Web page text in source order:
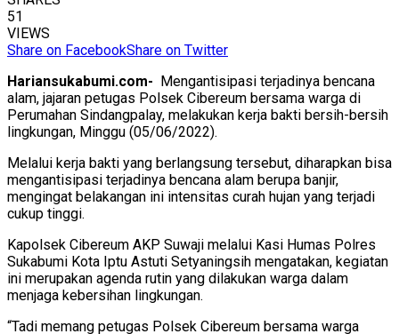
51
VIEWS
Share on FacebookShare on Twitter
Hariansukabumi.com- Mengantisipasi terjadinya bencana
alam, jajaran petugas Polsek Cibereum bersama warga di
Perumahan Sindangpalay, melakukan kerja bakti bersih-bersih
lingkungan, Minggu (05/06/2022).
Melalui kerja bakti yang berlangsung tersebut, diharapkan bisa
mengantisipasi terjadinya bencana alam berupa banjir,
mengingat belakangan ini intensitas curah hujan yang terjadi
cukup tinggi.
Kapolsek Cibereum AKP Suwaji melalui Kasi Humas Polres
Sukabumi Kota Iptu Astuti Setyaningsih mengatakan, kegiatan
ini merupakan agenda rutin yang dilakukan warga dalam
menjaga kebersihan lingkungan.
“Tadi memang petugas Polsek Cibereum bersama warga